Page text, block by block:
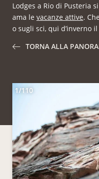
Lodges a Rio di Pusteria
ama le vacanze attive.
o sugli sci, qui d’inverno
TORNA ALLA
1/110